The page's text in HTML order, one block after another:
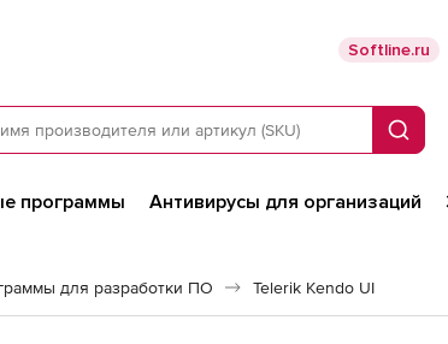
Softline.ru
Поиск
программы Антивирусы для организаций
для разработки ПО Telerik Kendo UI